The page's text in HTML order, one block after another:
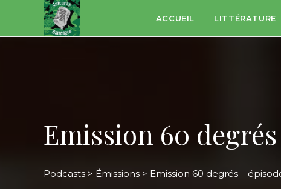
content
ACCUEIL LITTÉRATURE
Emission 60
Podcasts > Émissions > Emission 60 degrés –